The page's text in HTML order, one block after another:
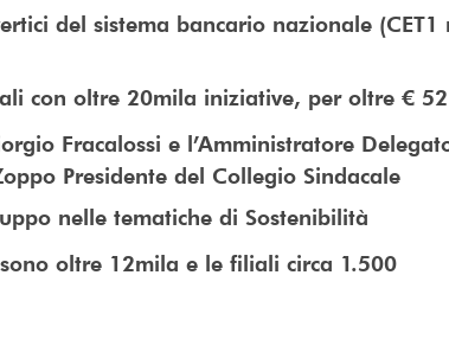
del sistema bancario nazionale (CET1
con oltre 20mila iniziative, per oltre €
Fracalossi e l’Amministratore
Presidente del Collegio Sindacale
nelle tematiche di Sostenibilità
oltre 12mila e le filiali circa 1.500